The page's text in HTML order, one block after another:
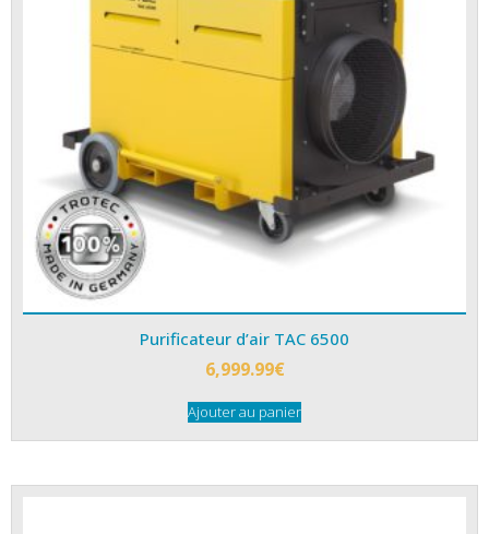
Purificateur d’air TAC 6500
6,999.99€
Ajouter au panier